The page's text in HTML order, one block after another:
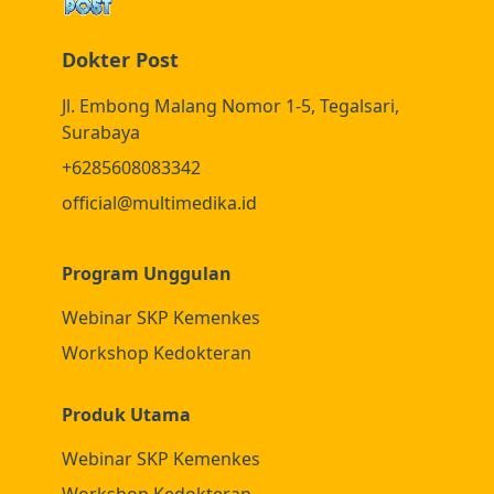
Dokter Post
Jl. Embong Malang Nomor 1-5, Tegalsari,
Surabaya
+6285608083342
official@multimedika.id
Program Unggulan
Webinar SKP Kemenkes
Workshop Kedokteran
Produk Utama
Webinar SKP Kemenkes